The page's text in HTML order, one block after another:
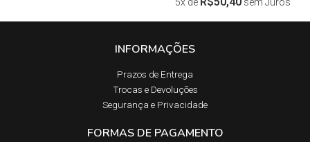
INFORMAÇÕES
Prazos de Entrega​
Trocas e Devoluções​
Segurança e Privacidade
FORMAS DE PAGAMENTO